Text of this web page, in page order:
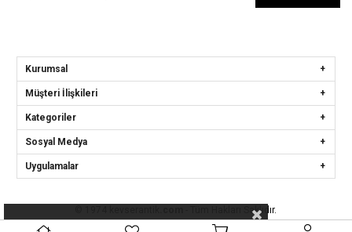
Kurumsal
Müşteri İlişkileri
Kategoriler
Sosyal Medya
Uygulamalar
- Tüm Hakları Saklıdır.